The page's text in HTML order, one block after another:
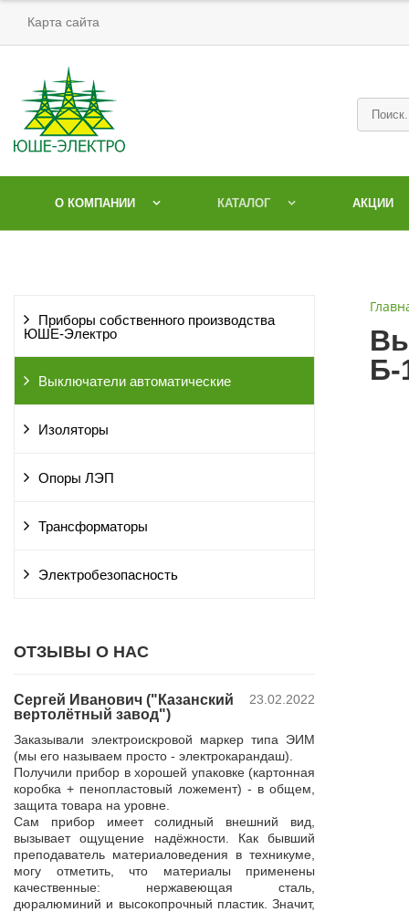
Карта сайта
О КОМПАНИИ КАТАЛОГ АКЦИИ
Приборы собственного производства
ЮШЕ-Электро
Выключатели автоматические
Изоляторы
Опоры ЛЭП
Трансформаторы
Электробезопасность
ОТЗЫВЫ О НАС
Сергей Иванович ("Казанский
вертолётный завод")
23.02.2022
Заказывали электроискровой маркер типа ЭИМ
(мы его называем просто - электрокарандаш).
Получили прибор в хорошей упаковке (картонная
коробка + пенопластовый ложемент) - в общем,
защита товара на уровне.
Сам прибор имеет солидный внешний вид,
вызывает ощущение надёжности. Как бывший
преподаватель материаловедения в техникуме,
могу отметить, что материалы применены
качественные: нержавеющая сталь,
дюралюминий и высокопрочный пластик. Значит,
Владимир
Компания
110 кВ для
Продукция
Наоборот,
качества,
На
Б-